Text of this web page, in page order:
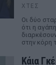
ΧΤΕΣ
Οι δύο
ότι η
στην κόρη
Κάια